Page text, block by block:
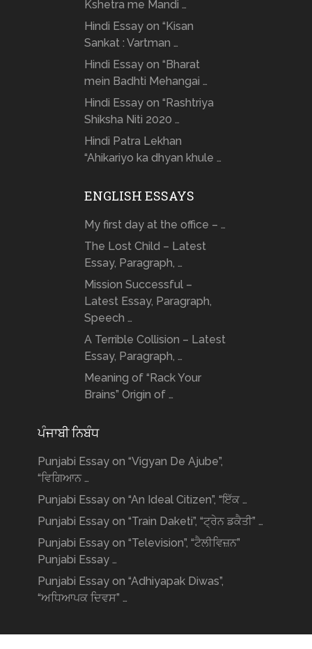
Kshetra me Mandi …
Hindi Essay on “Kisan
Sankat : Vartman …
Hindi Essay on “Bharat
mein Badhti Mehangai …
Hindi Essay on “Rashtriya
Shiksha Niti 2020 …
Hindi Patra Lekhan
“Ahikariyo ka dhyan khule …
ENGLISH ESSAYS
My first day at the office – …
The Lost Child – Latest
Essay, Paragraph, …
Mission Successful –
Latest Essay, Paragraph,
Speech …
A Terrible Collision – Latest
Essay, Paragraph, …
Meaning of “Rack Your
Brains” Origin of …
ਪੰਜਾਬੀ ਨਿਬੰਧ
Punjabi Essay on “Vigyan De Ajube”,
“ਵਿਗਿਆਨ …
Punjabi Essay on “An Ideal Citizen”, “ਇੱਕ …
Punjabi Essay on “Train Daketi”, “ਟ੍ਰੇਨ ਡਕੈਤੀ” …
Punjabi Essay on “Television”, “ਟੈਲੀਵਿਜ਼ਨ”
Punjabi Essay …
Punjabi Essay on “Adhiyapak Diwas”,
“ਅਧਿਆਪਕ ਦਿਵਸ” …